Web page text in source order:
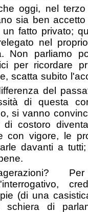
oggi, nel
sia ben
un fatto privato;
nel
Non parliamo
per ricordare
scatta subito
del
di questa
si vanno
di costoro
con vigore, le
davanti a
(di una
schiera di